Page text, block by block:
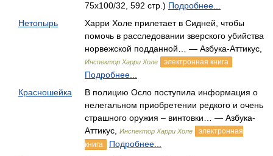
75x100/32, 592 стр.) Подробнее...
Нетопырь
Харри Холе прилетает в Сидней, чтобы
помочь в расследовании зверского убийства
норвежской подданной… — Азбука-Аттикус,
Инспектор Харри Холе электронная книга
Подробнее...
Красношейка
В полицию Осло поступила информация о
нелегальном приобретении редкого и очень
страшного оружия – винтовки… — Азбука-
Аттикус,
Инспектор Харри Холе
электронная
книга
Подробнее...